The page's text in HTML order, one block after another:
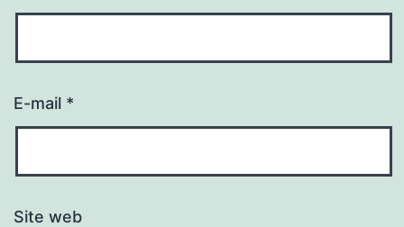
E-mail *
Site web